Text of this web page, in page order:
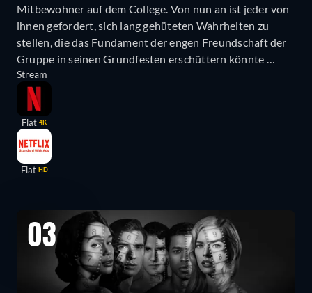
Mitbewohner auf dem College. Von nun an ist jeder von
ihnen gefordert, sich lang gehüteten Wahrheiten zu
stellen, die das Fundament der engen Freundschaft der
Gruppe in seinen Grundfesten erschüttern könnte …
Stream
Flat 4K
Flat HD
03